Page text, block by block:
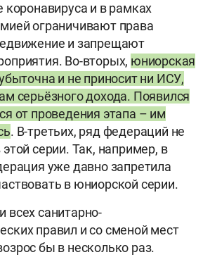
коронавируса и в рамках
ограничивают права
и запрещают
Во-вторых, юниорская
и не приносит ни ИСУ,
серьёзного дохода. Появился
от проведения этапа – им
. В-третьих, ряд федераций не
серии. Так, например, в
уже давно запретила
в юниорской серии.
всех санитарно-
правил и со сменой мест
бы в несколько раз.